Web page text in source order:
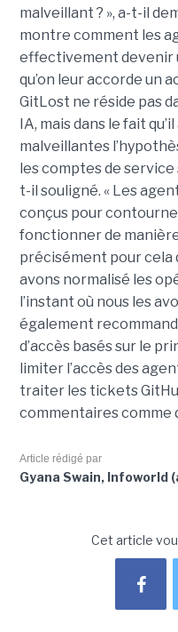
malveillant ? », a-t-il
montre comment les
effectivement devenir
qu’on leur accorde un
GitLost ne réside pas
IA, mais dans le fait
malveillantes
les comptes de service
t-il souligné. « Les
conçus pour
fonctionner de
précisément pour cela
avons normalisé les
l’instant où nous les
également
d’accès basés sur le
limiter l’accès des
traiter les tickets
commentaires comme
Article rédigé par
Gyana Swain, Infoworld
Cet article